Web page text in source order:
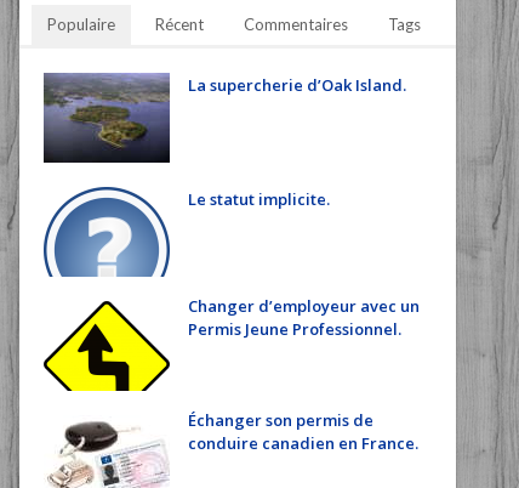
Populaire Récent Commentaires Tags
La supercherie d’Oak Island.
Le statut implicite.
Changer d’employeur avec un
Permis Jeune Professionnel.
Échanger son permis de
conduire canadien en France.